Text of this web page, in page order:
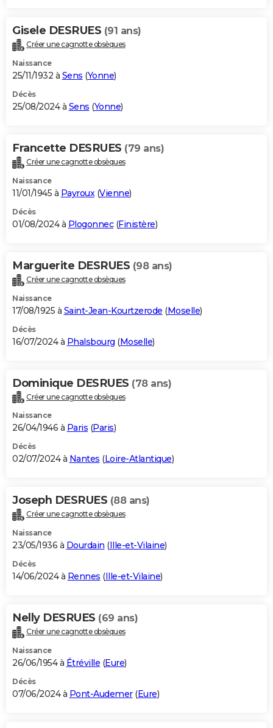
Gisele DESRUES (91 ans)
Créer une cagnotte obsèques
Naissance
25/11/1932 à Sens (Yonne)
Décès
25/08/2024 à Sens (Yonne)
Francette DESRUES (79 ans)
Créer une cagnotte obsèques
Naissance
11/01/1945 à Payroux(Vienne)
Décès
01/08/2024 à Plogonnec(Finistère)
Marguerite DESRUES (98 ans)
Créer une cagnotte obsèques
Naissance
17/08/1925 à Saint-Jean-Kourtzerode (Moselle)
Décès
16/07/2024 à Phalsbourg (Moselle)
Dominique DESRUES (78 ans)
Créer une cagnotte obsèques
Naissance
26/04/1946 à Paris (Paris)
Décès
02/07/2024 à Nantes (Loire-Atlantique)
Joseph DESRUES (88 ans)
Créer une cagnotte obsèques
Naissance
23/05/1936 à Dourdain (Ille-et-Vilaine)
Décès
14/06/2024 à Rennes (Ille-et-Vilaine)
Nelly DESRUES (69 ans)
Créer une cagnotte obsèques
Naissance
26/06/1954 à Étréville (Eure)
Décès
07/06/2024 à Pont-Audemer(Eure)